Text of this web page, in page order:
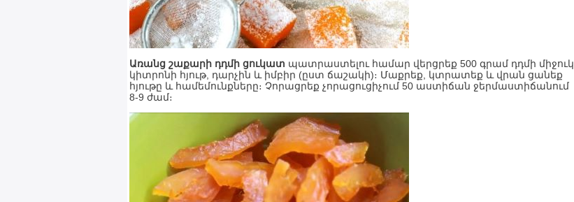
Առանց շաքարի դդմի ցուկատ պատրաստելու համար վերցրեք 500 գրամ դդմի միջուկ,
կիտրոնի հյութ, դարչին և իմբիր (ըստ ճաշակի)։ Մաքրեք, կտրատեք և վրան ցանեք
հյութը և համեմունքները։ Չորացրեք չորացուցիչում 50 աստիճան ջերմաստիճանում
8-9 ժամ։